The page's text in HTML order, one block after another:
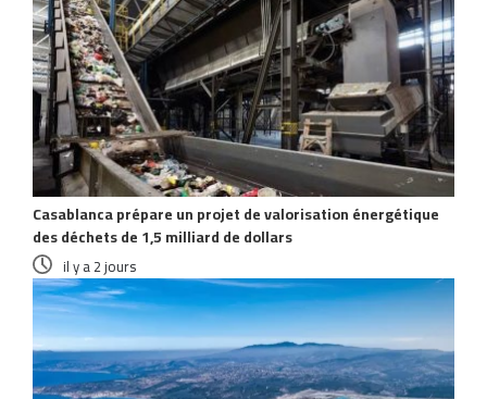
Casablanca prépare un projet de valorisation énergétique
des déchets de 1,5 milliard de dollars
il y a 2 jours